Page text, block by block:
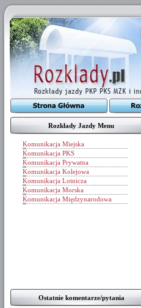
Rozkłady Jazdy Menu
Komunikacja Miejska
Komunikacja PKS
Komunikacja Prywatna
Komunikacja Kolejowa
Komunikacja Lotnicza
Komunikacja Morska
Komunikacja Międzynarodowa
Ostatnie komentarze/pytania